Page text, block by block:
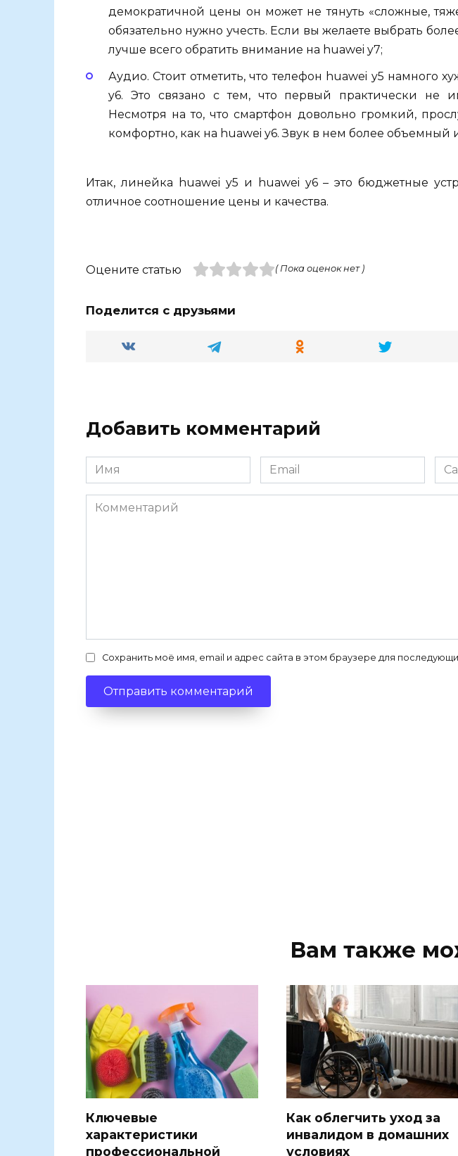
демократичной цены он может не тянуть «сложные,
обязательно нужно учесть. Если вы желаете выбрать
лучше всего обратить внимание на huawei y7;
Аудио. Стоит отметить, что телефон huawei y5 намного
y6. Это связано с тем, что первый практически не
Несмотря на то, что смартфон довольно громкий,
комфортно, как на huawei y6. Звук в нем более объемный
Итак, линейка huawei y5 и huawei y6 – это бюджетные
отличное соотношение цены и качества.
Оцените статью ( Пока оценок нет )
Поделится с друзьями
Добавить комментарий
Имя Email
Комментарий
Сохранить моё имя, email и адрес сайта в этом браузере для
Вам также
Ключевые
характеристики
профессиональной
Как облегчить уход за
инвалидом в домашних
условиях